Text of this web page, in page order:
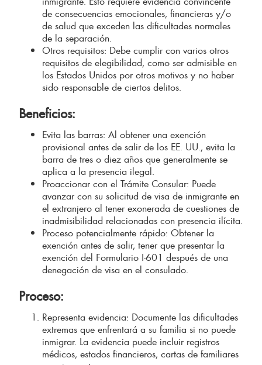
de consecuencias emocionales, financieras y/o
de salud que exceden las dificultades normales
de la separación.
Otros requisitos: Debe cumplir con varios otros
requisitos de elegibilidad, como ser admisible en
los Estados Unidos por otros motivos y no haber
sido responsable de ciertos delitos.
Beneficios:
Evita las barras: Al obtener una exención
provisional antes de salir de los EE. UU., evita la
barra de tres o diez años que generalmente se
aplica a la presencia ilegal.
Proaccionar con el Trámite Consular: Puede
avanzar con su solicitud de visa de inmigrante en
el extranjero al tener exonerada de cuestiones de
inadmisibilidad relacionadas con presencia ilícita.
Proceso potencialmente rápido: Obtener la
exención antes de salir, tener que presentar la
exención del Formulario I-601 después de una
denegación de visa en el consulado.
Proceso:
Representa evidencia: Documente las dificultades
extremas que enfrentará a su familia si no puede
inmigrar. La evidencia puede incluir registros
médicos, estados financieros, cartas de familiares